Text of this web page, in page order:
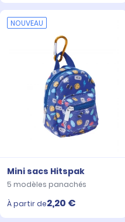
NOUVEAU
Mini sacs Hitspak
5 modèles panachés
À partir de2,20 €